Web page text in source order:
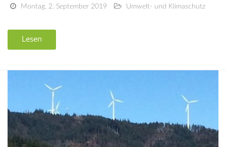
Montag, 2. September 2019 Umwelt- und Klimaschutz
Lesen